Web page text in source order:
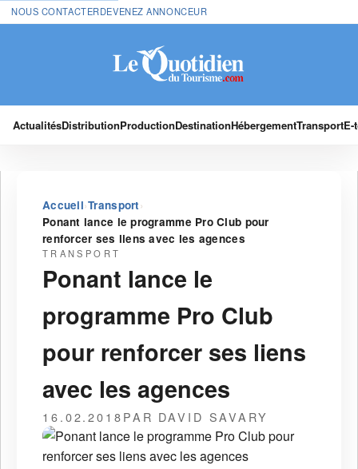
NOUS CONTACTERDEVENEZ ANNONCEUR
ActualitésDistributionProductionDestinationHébergementTransport
Accueil›Transport ›
Ponant lance le programme Pro Club pour
renforcer ses liens avec les agences
TRANSPORT
Ponant lance le
programme Pro Club
pour renforcer ses liens
avec les agences
16.02.2018PAR DAVID SAVARY